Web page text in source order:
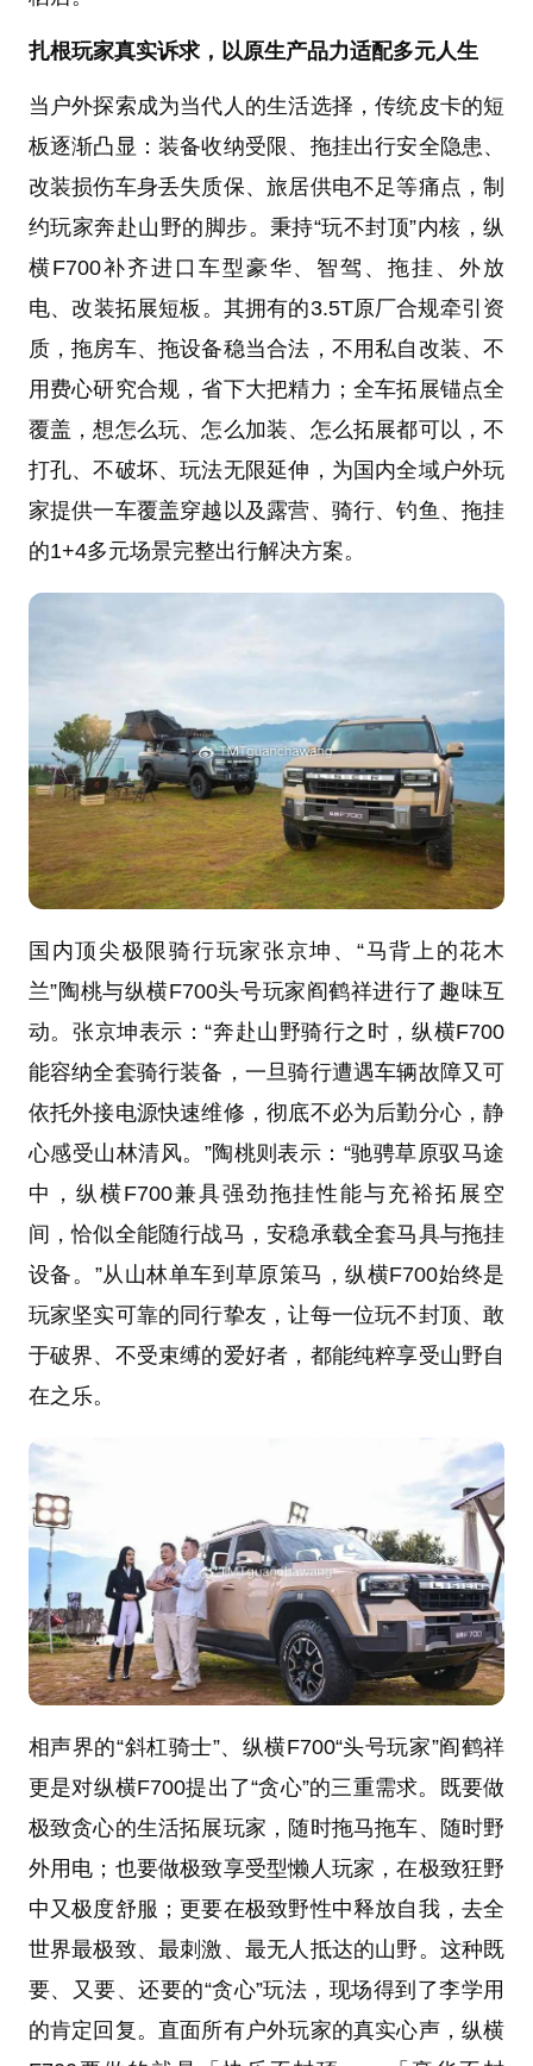
扎根玩家真实诉求，以原生产品力适配多元人生
当户外探索成为当代人的生活选择，传统皮卡的短
板逐渐凸显：装备收纳受限、拖挂出行安全隐患、
改装损伤车身丢失质保、旅居供电不足等痛点，制
约玩家奔赴山野的脚步。秉持“玩不封顶”内核，纵
横F700补齐进口车型豪华、智驾、拖挂、外放
电、改装拓展短板。其拥有的3.5T原厂合规牵引资
质，拖房车、拖设备稳当合法，不用私自改装、不
用费心研究合规，省下大把精力；全车拓展锚点全
覆盖，想怎么玩、怎么加装、怎么拓展都可以，不
打孔、不破坏、玩法无限延伸，为国内全域户外玩
家提供一车覆盖穿越以及露营、骑行、钓鱼、拖挂
的1+4多元场景完整出行解决方案。
国内顶尖极限骑行玩家张京坤、“马背上的花木
兰”陶桃与纵横F700头号玩家阎鹤祥进行了趣味互
动。张京坤表示：“奔赴山野骑行之时，纵横F700
能容纳全套骑行装备，一旦骑行遭遇车辆故障又可
依托外接电源快速维修，彻底不必为后勤分心，静
心感受山林清风。”陶桃则表示：“驰骋草原驭马途
中，纵横F700兼具强劲拖挂性能与充裕拓展空
间，恰似全能随行战马，安稳承载全套马具与拖挂
设备。”从山林单车到草原策马，纵横F700始终是
玩家坚实可靠的同行挚友，让每一位玩不封顶、敢
于破界、不受束缚的爱好者，都能纯粹享受山野自
在之乐。
相声界的“斜杠骑士”、纵横F700“头号玩家”阎鹤祥
更是对纵横F700提出了“贪心”的三重需求。既要做
极致贪心的生活拓展玩家，随时拖马拖车、随时野
外用电；也要做极致享受型懒人玩家，在极致狂野
中又极度舒服；更要在极致野性中释放自我，去全
世界最极致、最刺激、最无人抵达的山野。这种既
要、又要、还要的“贪心”玩法，现场得到了李学用
的肯定回复。直面所有户外玩家的真实心声，纵横